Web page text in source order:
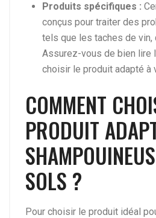
Produits spécifiques :
conçus pour traiter des
tels que les taches de vin,
Assurez-vous de bien lire
choisir le produit adapté à
COMMENT
PRODUIT
SOLS ?
Pour choisir le produit idéal